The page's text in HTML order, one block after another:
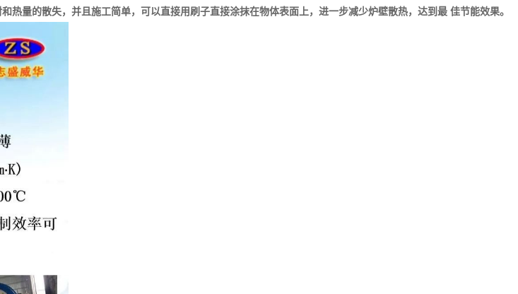
量的散失，并且施工简单，可以直接用刷子直接涂抹在物体表面上，进一步减少炉壁散热，达到最 佳节能效果。